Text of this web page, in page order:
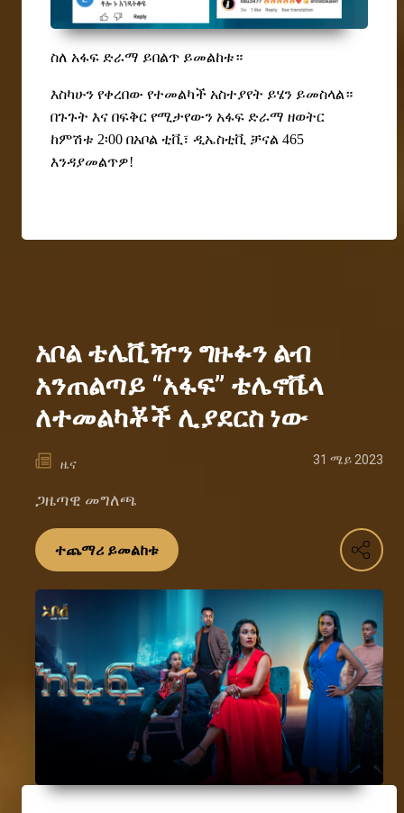
ስለ አፋፍ ድራማ ይበልጥ ይመልከቱ።
እስካሁን የቀረበው የተመልካች አስተያየት ይሄን ይመስላል።
በጉጉት እና በፍቅር የሚታየውን አፋፍ ድራማ ዘወትር
ከምሽቱ 2፡00 በአቦል ቲቪ፣ ዲኤስቲቪ ቻናል 465
እንዳያመልጥዎ!
አቦል ቴሌቪዥን ግዙፉን ልብ
አንጠልጣይ “አፋፍ” ቴሌኖቬላ
ለተመልካቾች ሊያደርስ ነው
ዜና 31 ሜይ 2023
ጋዜጣዊ መግለጫ
ተጨማሪ ይመልከቱ